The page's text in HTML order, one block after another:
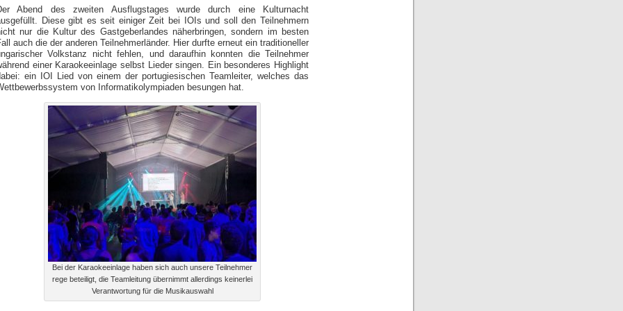
Abend des zweiten Ausflugstages wurde durch eine Kulturnacht
Diese gibt es seit einiger Zeit bei IOIs und soll den Teilnehmern
nur die Kultur des Gastgeberlandes näherbringen, sondern im besten
auch die der anderen Teilnehmerländer. Hier durfte erneut ein traditioneller
Volkstanz nicht fehlen, und daraufhin konnten die Teilnehmer
einer Karaokeeinlage selbst Lieder singen. Ein besonderes Highlight
ein IOI Lied von einem der portugiesischen Teamleiter, welches das
von Informatikolympiaden besungen hat.
Bei der Karaokeeinlage haben sich auch unsere Teilnehmer
rege beteiligt, die Teamleitung übernimmt allerdings keinerlei
Verantwortung für die Musikauswahl